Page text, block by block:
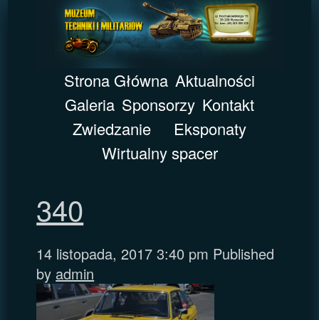
Strona Główna Aktualności
Galeria Sponsorzy Kontakt
Zwiedzanie
Eksponaty
Wirtualny spacer
340
14 listopada, 2017 3:40 pm Published
by admin